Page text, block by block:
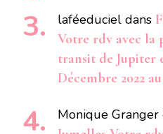
laféeduciel dans
Votre rdv avec la
transit de Jupiter
Décembre 2022
Monique Granger